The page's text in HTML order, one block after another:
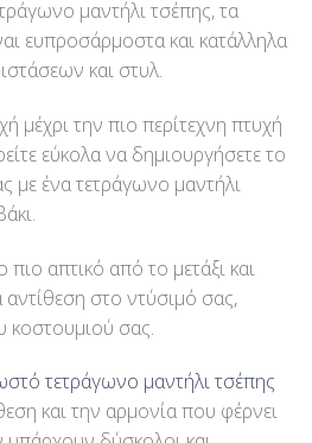
μαντήλι τσέπης, τα
ευπροσάρμοστα και κατάλληλα
και στυλ.
μέχρι την πιο περίτεχνη πτυχή
εύκολα να δημιουργήσετε το
με ένα τετράγωνο μαντήλι
πιο απτικό από το μετάξι και
αντίθεση στο ντύσιμό σας,
κοστουμιού σας.
τετράγωνο μαντήλι τσέπης
και την αρμονία που φέρνει